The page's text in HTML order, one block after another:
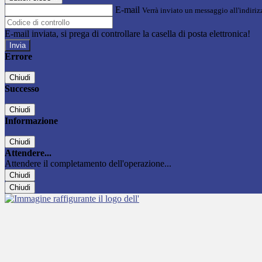
E-mail Verrà inviato un messaggio
E-mail inviata, si prega di controllare la casella di posta elettronica!
Errore
Chiudi
Successo
Chiudi
Informazione
Chiudi
Attendere...
Attendere il completamento dell'operazione...
Chiudi
Chiudi